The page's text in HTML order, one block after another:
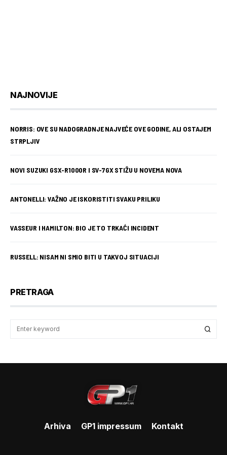
NAJNOVIJE
NORRIS: OVE SU NADOGRADNJE NAJVEĆE OVE GODINE, ALI OSTAJEM
STRPLJIV
NOVI SUZUKI GSX-R1000R I SV-7GX STIŽU U NOVEMA NOVA
ANTONELLI: VAŽNO JE ISKORISTITI SVAKU PRILIKU
VASSEUR I HAMILTON: BIO JE TO TRKAĆI INCIDENT
RUSSELL: NISAM NI SMIO BITI U TAKVOJ SITUACIJI
PRETRAGA
Arhiva GP1 impressum Kontakt